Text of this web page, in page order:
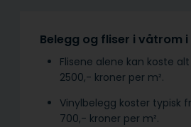
Belegg og fliser i våtrom i
Flisene alene kan koste
2500,- kroner per m².
Vinylbelegg koster typisk
700,- kroner per m².